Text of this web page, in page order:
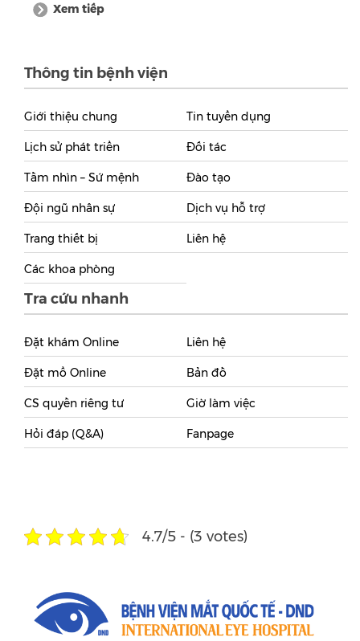
Xem tiếp
Thông tin bệnh viện
Giới thiệu chung
Lịch sử phát triển
Tầm nhìn – Sứ mệnh
Đội ngũ nhân sự
Trang thiết bị
Các khoa phòng
Tin tuyển dụng
Đối tác
Đào tạo
Dịch vụ hỗ trợ
Liên hệ
Tra cứu nhanh
Đặt khám Online
Đặt mổ Online
CS quyền riêng tư
Hỏi đáp (Q&A)
Liên hệ
Bản đồ
Giờ làm việc
Fanpage
4.7/5 - (3 votes)